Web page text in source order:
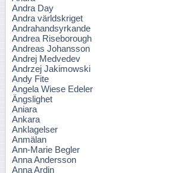
Andra Day
Andra världskriget
Andrahandsyrkande
Andrea Riseborough
Andreas Johansson
Andrej Medvedev
Andrzej Jakimowski
Andy Fite
Angela Wiese Edeler
Ängslighet
Aniara
Ankara
Anklagelser
Anmälan
Ann-Marie Begler
Anna Andersson
Anna Ardin